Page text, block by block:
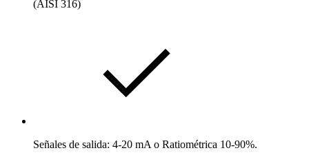
(AISI 316)
Señales de salida: 4-20 mA o Ratiométrica 10-90%.